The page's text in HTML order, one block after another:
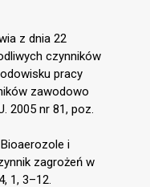
z dnia 22
czynników
pracy
zawodowo
2005 nr 81, poz.
i
zagrożeń w
1, 3–12.